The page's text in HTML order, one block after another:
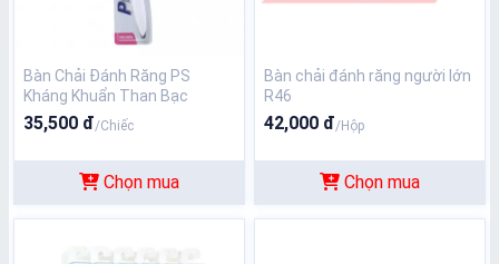
Bàn Chải Đánh Răng PS
Kháng Khuẩn Than Bạc
35,500 đ/Chiếc
Chọn mua
Bàn chải đánh răng người lớn
R46
42,000 đ/Hộp
Chọn mua